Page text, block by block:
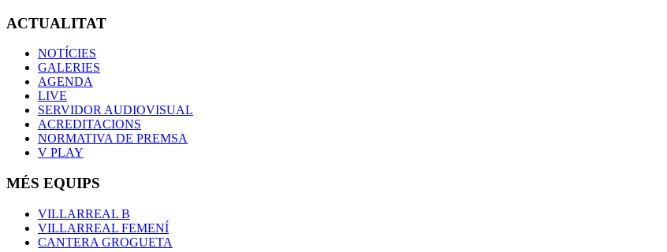
ACTUALITAT
NOTÍCIES
GALERIES
AGENDA
LIVE
SERVIDOR AUDIOVISUAL
ACREDITACIONS
NORMATIVA DE PREMSA
V PLAY
MÉS EQUIPS
VILLARREAL B
VILLARREAL FEMENÍ
CANTERA GROGUETA